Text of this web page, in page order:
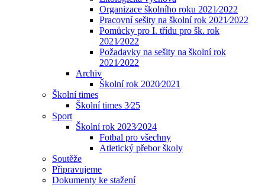
Organizace školního roku 2021⁄2022
Pracovní sešity na školní rok 2021⁄2022
Pomůcky pro I. třídu pro šk. rok
2021⁄2022
Požadavky na sešity na školní rok
2021⁄2022
Archiv
Školní rok 2020⁄2021
Školní times
Školní times 3⁄25
Sport
Školní rok 2023⁄2024
Fotbal pro všechny
Atletický přebor školy
Soutěže
Připravujeme
Dokumenty ke stažení